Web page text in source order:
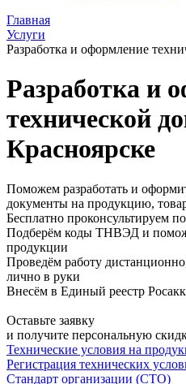
Главная
Услуги
Разработка и оформление
Разработка и
технической
Красноярске
Поможем разработать и
документы на продукцию,
Бесплатно проконсультируем
Подберём коды ТНВЭД и
продукции
Проведём работу
лично в руки
Внесём в Единый реестр
Оставьте заявку
и получите персональную
Технические условия на
Регистрация технических
Стандарт организации (СТО)